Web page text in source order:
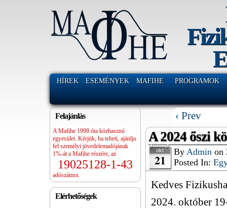
HÍREK ESEMÉNYEK MAFIHE PROGRAMOK
Felajánlás
A Mafihe 1998 óta közhasznú
egyesület. Kérjük, ha teheti, ajánlja
fel személyi jövedelemadójának
1%-át a Mafihe részére, az
19025128-1-43
adószámra.
Elérhetőségek
‹ Prev
A 2024 őszi
okt
21 ByAdmin on
Posted In:
Kedves
2024. október